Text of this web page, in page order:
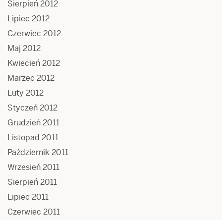
Sierpień 2012
Lipiec 2012
Czerwiec 2012
Maj 2012
Kwiecień 2012
Marzec 2012
Luty 2012
Styczeń 2012
Grudzień 2011
Listopad 2011
Październik 2011
Wrzesień 2011
Sierpień 2011
Lipiec 2011
Czerwiec 2011